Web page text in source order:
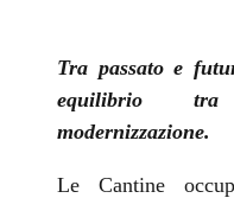
Tra passato e
equilibrio
modernizzazione.
Le Cantine